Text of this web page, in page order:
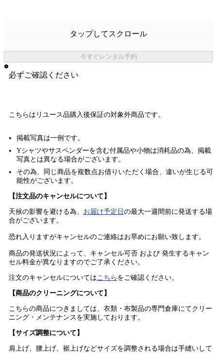
タップしてスクロール
今すぐレンタル予約
必ずご確認ください
こちらはリユース品購入後保証の対象外商品です。
掲載写真は一例です。
Yシャツやサスペンダーを含む付属品や小物は消耗品の為、掲載
写真とは異なる場合がございます。
その為、同じ商品を複数点お借りいただく場合、違いが生じる可
能性がございます。
【注文品のキャンセルについて】
天候の影響を避ける為、 お届け予定日 の最大一週間前に発送する場
合がございます。
恐れ入りますがキャンセルのご連絡はお早めにお願い致します。
商品の発送状況によって、キャンセル可否 および 発生するキャン
セル料金が異なりますのでご了承ください。
注文のキャンセルについてはこちら をご確認ください。
【商品のクリーニングについて】
こちらの商品につきましては、衣類・布製品の専門倉庫にてクリー
ニング・メンテナンスを実施しております。
【サイズ調整について】
肩上げ、腰上げ、裾上げなどサイズを調整される場合は手縫いして